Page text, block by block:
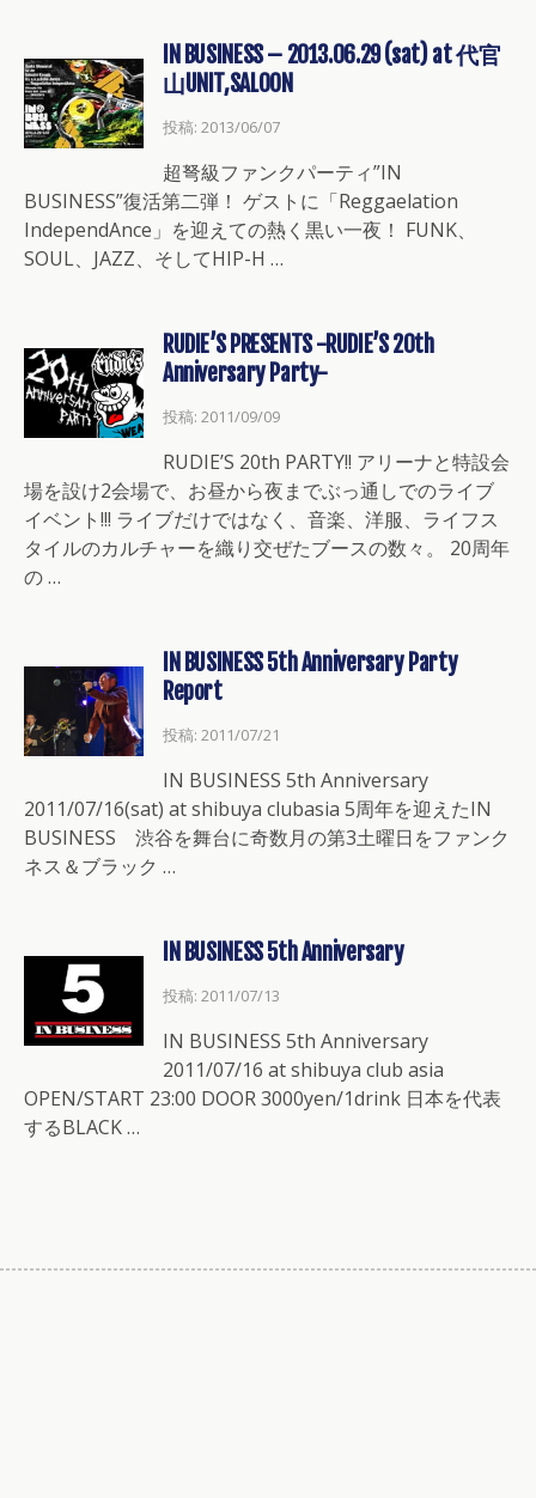
IN BUSINESS – 2013.06.29 (sat) at 代官
山UNIT,SALOON
投稿: 2013/06/07
超弩級ファンクパーティ”IN
BUSINESS”復活第二弾！ ゲストに「Reggaelation
IndependAnce」を迎えての熱く黒い一夜！ FUNK、
SOUL、JAZZ、そしてHIP-H …
RUDIE’S PRESENTS -RUDIE’S 20th
Anniversary Party-
投稿: 2011/09/09
RUDIE’S 20th PARTY!! アリーナと特設会
場を設け2会場で、お昼から夜までぶっ通しでのライブ
イベント!!! ライブだけではなく、音楽、洋服、ライフス
タイルのカルチャーを織り交ぜたブースの数々。 20周年
の …
IN BUSINESS 5th Anniversary Party
Report
投稿: 2011/07/21
IN BUSINESS 5th Anniversary
2011/07/16(sat) at shibuya clubasia 5周年を迎えたIN
BUSINESS 渋谷を舞台に奇数月の第3土曜日をファンク
ネス＆ブラック …
IN BUSINESS 5th Anniversary
投稿: 2011/07/13
IN BUSINESS 5th Anniversary
2011/07/16 at shibuya club asia
OPEN/START 23:00 DOOR 3000yen/1drink 日本を代表
するBLACK …